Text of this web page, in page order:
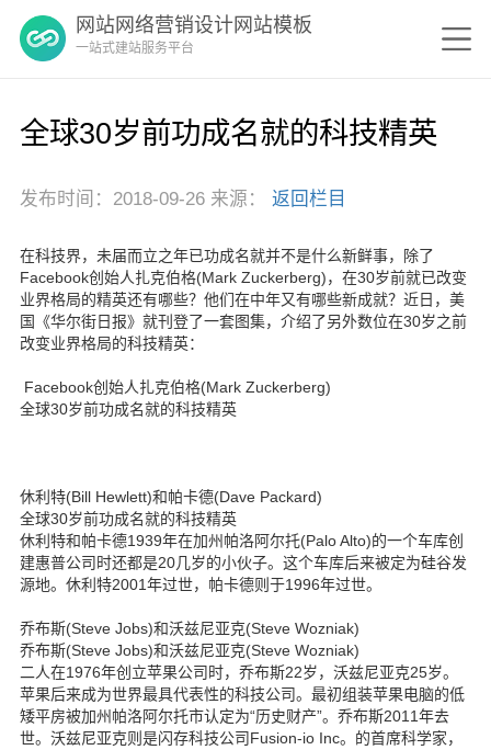
网站网络营销设计网站模板
一站式建站服务平台
全球30岁前功成名就的科技精英
发布时间：2018-09-26 来源： 返回栏目
在科技界，未届而立之年已功成名就并不是什么新鲜事，除了
Facebook创始人扎克伯格(Mark Zuckerberg)，在30岁前就已改变
业界格局的精英还有哪些？他们在中年又有哪些新成就？近日，美
国《华尔街日报》就刊登了一套图集，介绍了另外数位在30岁之前
改变业界格局的科技精英：
Facebook创始人扎克伯格(Mark Zuckerberg)
全球30岁前功成名就的科技精英
休利特(Bill Hewlett)和帕卡德(Dave Packard)
全球30岁前功成名就的科技精英
休利特和帕卡德1939年在加州帕洛阿尔托(Palo Alto)的一个车库创
建惠普公司时还都是20几岁的小伙子。这个车库后来被定为硅谷发
源地。休利特2001年过世，帕卡德则于1996年过世。
乔布斯(Steve Jobs)和沃兹尼亚克(Steve Wozniak)
乔布斯(Steve Jobs)和沃兹尼亚克(Steve Wozniak)
二人在1976年创立苹果公司时，乔布斯22岁，沃兹尼亚克25岁。
苹果后来成为世界最具代表性的科技公司。最初组装苹果电脑的低
矮平房被加州帕洛阿尔托市认定为“历史财产”。乔布斯2011年去
世。沃兹尼亚克则是闪存科技公司Fusion-io Inc。的首席科学家，